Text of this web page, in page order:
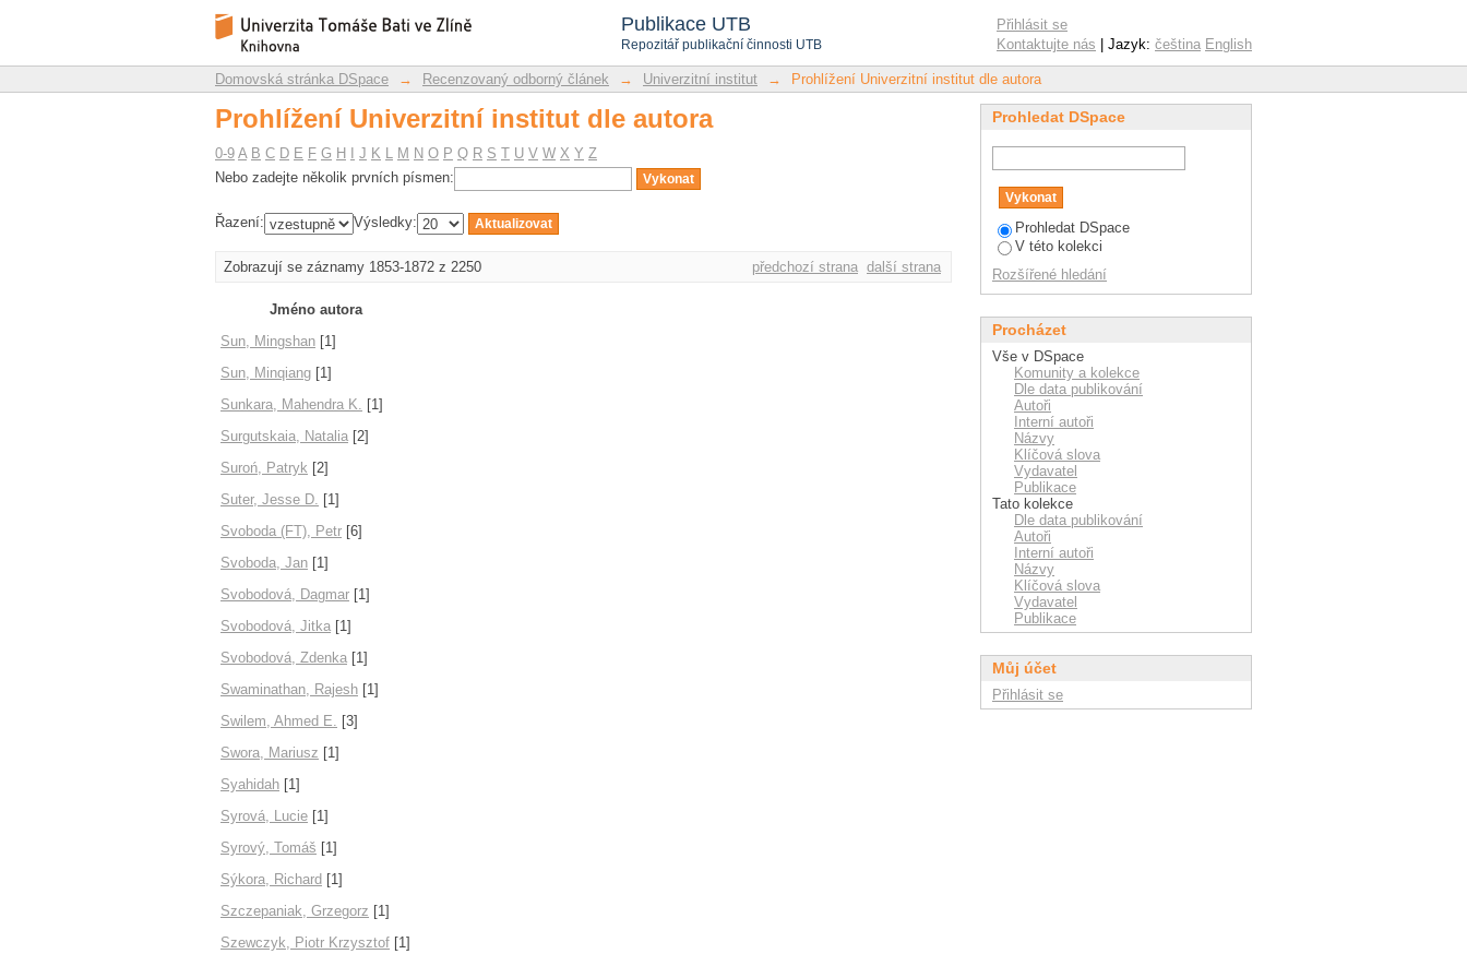
Publikace UTB
Repozitář publikační činnosti UTB
Prohlížení Univerzitní institut dle autora
Repozitář DSpace/Manakin
Přihlásit se
Kontaktujte nás | Jazyk: čeština English
Domovská stránka DSpace → Recenzovaný odborný článek → Univerzitní institut → Prohlížení Univerzitní institut dle autora
Prohlížení Univerzitní institut dle autora
0-9 A B C D E F G H J K L M N O P Q R S T U V W X Y Z
Nebo zadejte několik prvních písmen:
Řazení: Výsledky:
Zobrazují se záznamy 1853-1872 z 2250 předchozí strana další strana
Jméno autora
Sun, Mingshan [1]
Sun, Minqiang [1]
Sunkara, Mahendra K. [1]
Surgutskaia, Natalia [2]
Suroń, Patryk [2]
Suter, Jesse D. [1]
Svoboda (FT), Petr [6]
Svoboda, Jan [1]
Svobodová, Dagmar [1]
Svobodová, Jitka [1]
Svobodová, Zdenka [1]
Swaminathan, Rajesh [1]
Swilem, Ahmed E. [3]
Swora, Mariusz [1]
Syahidah [1]
Syrová, Lucie [1]
Syrový, Tomáš [1]
Sýkora, Richard [1]
Szczepaniak, Grzegorz [1]
Szewczyk, Piotr Krzysztof [1]
Prohledat DSpace
Prohledat DSpace
V této kolekci
Rozšířené hledání
Procházet
Vše v DSpace
Komunity a kolekce
Dle data publikování
Autoři
Interní autoři
Názvy
Klíčová slova
Vydavatel
Publikace
Tato kolekce
Dle data publikování
Autoři
Interní autoři
Názvy
Klíčová slova
Vydavatel
Publikace
Můj účet
Přihlásit se